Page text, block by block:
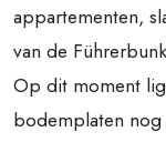
appartementen,
van de
Op dit moment
bodemplaten